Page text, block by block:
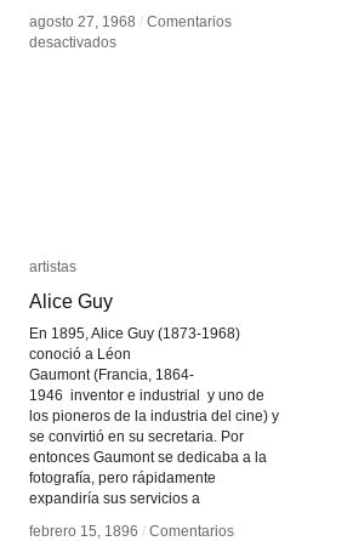
agosto 27, 1968 / Comentarios
desactivadosen
agosto 27, 1968 / Comentarios
desactivadosen
artistas
Alice Guy
En 1895, Alice Guy (1873-1968)
conoció a Léon
Gaumont (Francia, 1864-
1946 inventor e industrial y uno de
los pioneros de la industria del cine) y
se convirtió en su secretaria. Por
entonces Gaumont se dedicaba a la
fotografía, pero rápidamente
expandiría sus servicios a
febrero 15, 1896 / Comentarios
artistas
Alice Guy
febrero 15, 1896 / Comentarios